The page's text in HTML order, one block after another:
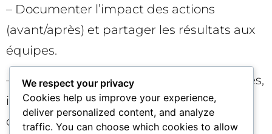
– Documenter l’impact des actions
(avant/après) et partager les résultats aux
équipes.
– Mettre à jour vos guidelines de flux (titres,
identifiants, images, catégories) selon les
constats.
We respect your privacy
Cookies help us improve your experience,
deliver personalized content, and analyze
traffic. You can choose which cookies to allow